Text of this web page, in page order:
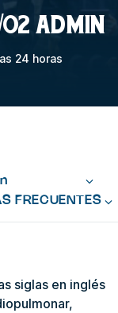
O2 ADMIN
24 horas
FRECUENTES
siglas en inglés